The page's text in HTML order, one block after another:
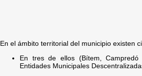
En el ámbito territorial del municipio existen
En tres de ellos (Bítem,
Entidades Municipales